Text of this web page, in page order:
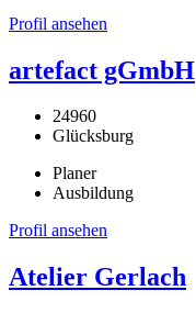
Profil ansehen
artefact gGmbH
24960
Glücksburg
Planer
Ausbildung
Profil ansehen
Atelier Gerlach